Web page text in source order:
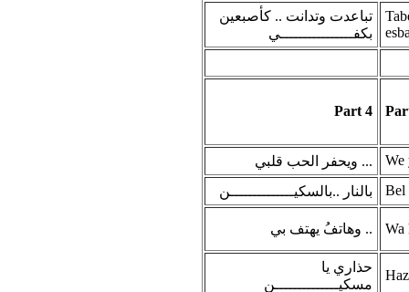
تباعدت وتدانت .. كأصبعين
بكفــــــــــــــــي
Part 4
ويحفر الحب قلبي ...
We
بالنار ..بالسكيــــــــــــــن
Bel
وهاتفُ يهتف بي .. Wa
حذاري يا
مسكيــــــــــــــن